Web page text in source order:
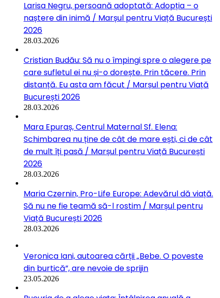
Larisa Negru, persoană adoptată: Adopția – o
naștere din inimă / Marșul pentru Viață București
2026
28.03.2026
Cristian Budău: Să nu o împingi spre o alegere pe
care sufletul ei nu și-o dorește. Prin tăcere. Prin
distanță. Eu asta am făcut / Marșul pentru Viață
București 2026
28.03.2026
Mara Epuraș, Centrul Maternal Sf. Elena:
Schimbarea nu ține de cât de mare ești, ci de cât
de mult îți pasă / Marșul pentru Viață București
2026
28.03.2026
Maria Czernin, Pro-Life Europe: Adevărul dă viață.
Să nu ne fie teamă să-l rostim / Marșul pentru
Viață București 2026
28.03.2026
Veronica Iani, autoarea cărții „Bebe. O poveste
din burtică”, are nevoie de sprijin
23.05.2026